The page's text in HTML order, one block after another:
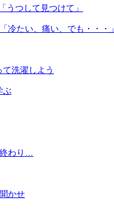
うつして見つけて」
冷たい、痛い、でも・・・」
洗濯しよう
ぶ
わり…
かせ